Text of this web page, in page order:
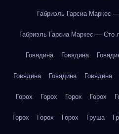
Габриэль Гарсиа Маркес
Габриэль Гарсиа Маркес — Сто
Говядина Говядина
Говядина Говядина Говядина
Горох Горох Горох Горох
Горох Горох Горох Груша